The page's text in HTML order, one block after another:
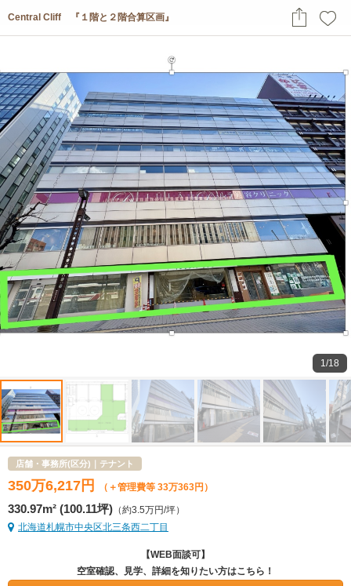
1/18
Central Cliff 『１階と２階合算区画』
店舗・事務所(区分)｜テナント
350万6,217 円 （＋管理費等 33万363円）
330.97m² (100.11坪) （約3.5万円/坪）
北海道札幌市中央区北三条西二丁目
【WEB面談可】
空室確認、見学、詳細を知りたい方はこちら！